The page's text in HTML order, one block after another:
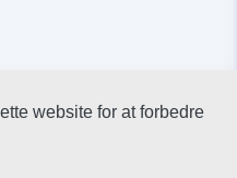
medier
website for at forbedre